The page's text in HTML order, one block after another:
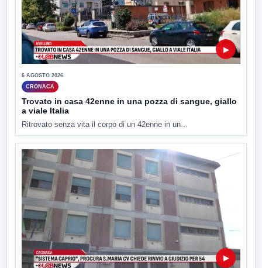
▶
6 AGOSTO 2026
CRONACA
Trovato in casa 42enne in una pozza di sangue, giallo
a viale Italia
Ritrovato senza vita il corpo di un 42enne in un...
▶